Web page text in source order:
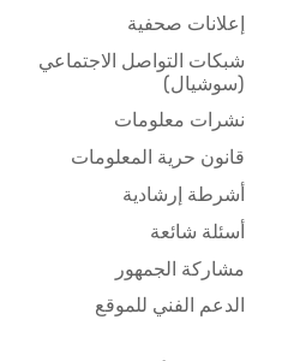
إعلانات صحفية
شبكات التواصل الاجتماعي
(سوشيال)
نشرات معلومات
قانون حرية المعلومات
أشرطة إرشادية
أسئلة شائعة
مشاركة الجمهور
الدعم الفني للموقع